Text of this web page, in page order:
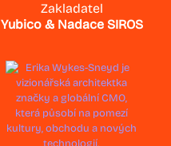
Zakladatel
Yubico & Nadace SIROS